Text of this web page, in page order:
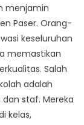
menjamin
Paser. Orang-
keseluruhan
memastikan
Salah
adalah
staf. Mereka
kelas,